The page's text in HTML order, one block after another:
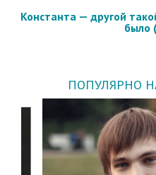
Константа — другой
было
ПОПУЛЯРНО